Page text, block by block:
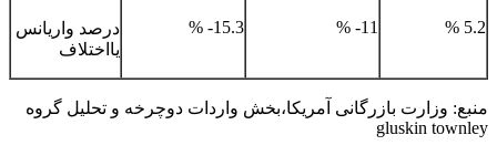
5.2 %
11- %
15.3- %
درصد واریانس
یااختلاف
منبع: وزارت بازرگانی آمریکا،بخش واردات دوچرخه و تحلیل گروه
gluskin townley